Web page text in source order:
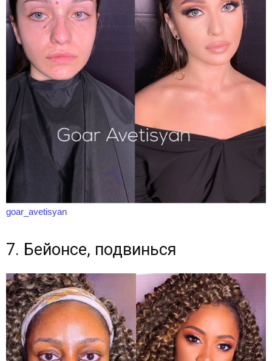
goar_avetisyan
7. Бейонсе, подвинься